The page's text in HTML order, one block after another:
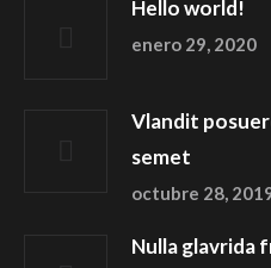
Hello world!
enero 29, 2020
Vlandit
semet
octubre 28,
Nulla glavrida